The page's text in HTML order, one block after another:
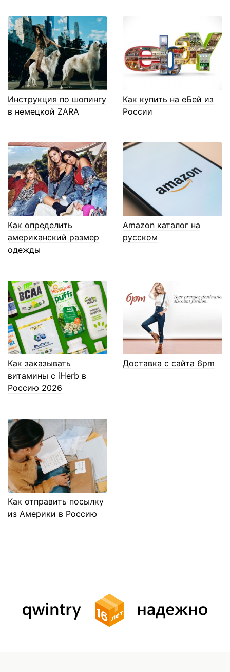
Инструкция по шопингу
в немецкой ZARA
Как купить на еБей из
России
Как определить
американский размер
одежды
Amazon каталог на
русском
Как заказывать
витамины с iHerb в
Россию 2026
Доставка с сайта 6pm
Как отправить посылку
из Америки в Россию